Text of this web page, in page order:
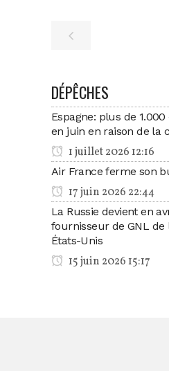
DÉPÊCHES
Espagne: plus de
en juin en raison de la
1 juillet 2026 12:16
Air France ferme son
17 juin 2026 22:44
La Russie devient en
fournisseur de GNL de
États-Unis
15 juin 2026 15:17